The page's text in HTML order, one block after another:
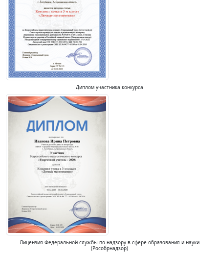
Диплом участника конкурса
Лицензия Федеральной службы по надзору в сфере образования и науки
(Рособрнадзор)